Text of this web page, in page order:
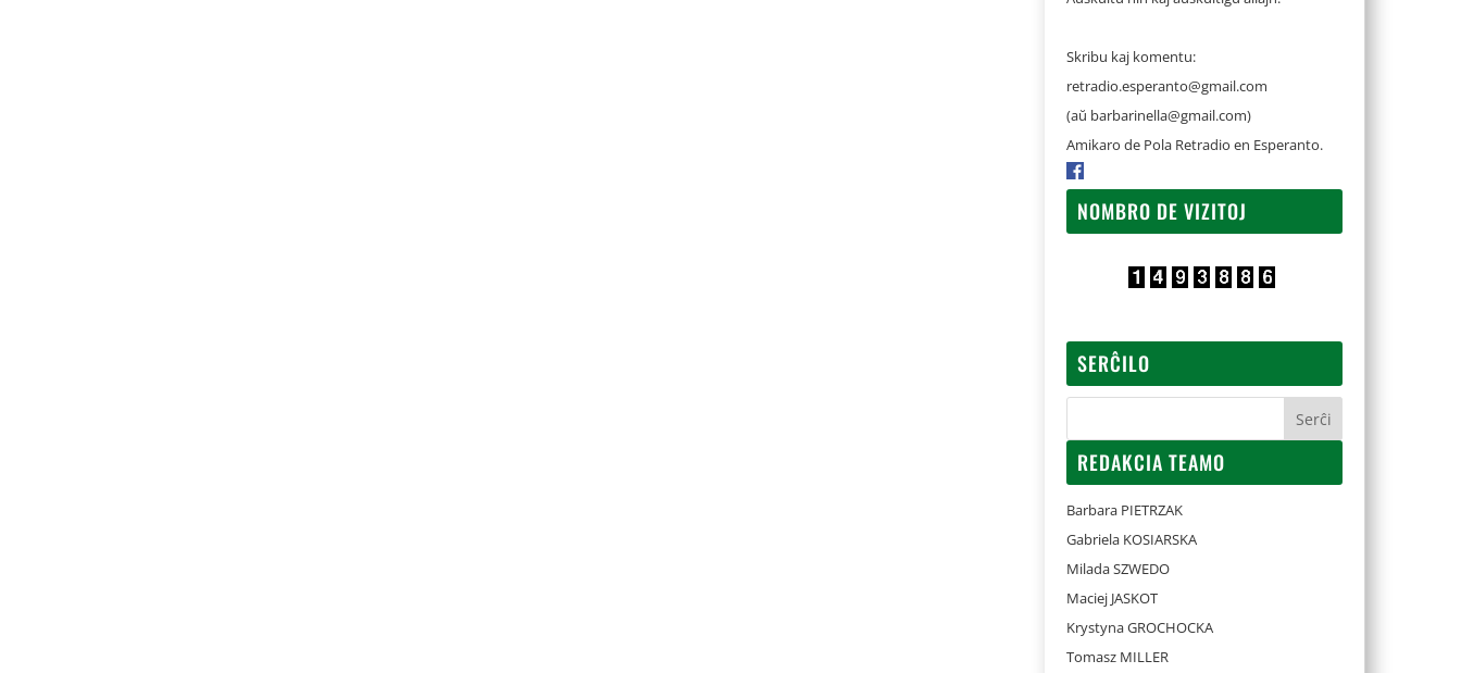
Skribu kaj komentu:
retradio.esperanto@gmail.com
(aŭ barbarinella@gmail.com)
Amikaro de Pola Retradio en Esperanto.
NOMBRO DE VIZITOJ
SERĈILO
REDAKCIA TEAMO
Barbara PIETRZAK
Gabriela KOSIARSKA
Milada SZWEDO
Maciej JASKOT
Krystyna GROCHOCKA
Tomasz MILLER